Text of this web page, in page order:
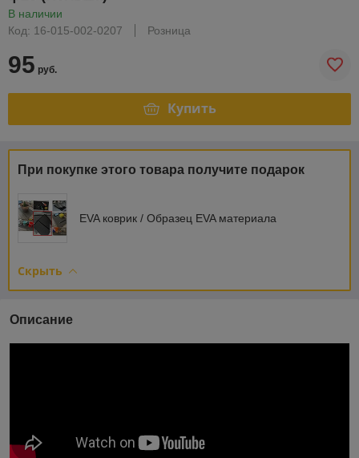
В наличии
Код: 16-015-002-0207
Розница
95 руб.
Купить
При покупке этого товара получите подарок
EVA коврик / Образец EVA материала
Скрыть
Описание